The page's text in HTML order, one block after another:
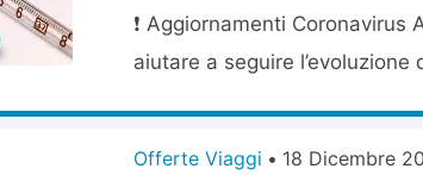
❗️ Aggiornamenti Coronavirus
aiutare a seguire
Offerte Viaggi • 18 Dicembre